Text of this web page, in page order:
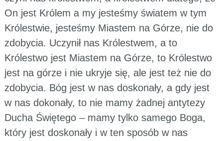
On jest Królem a my jesteśmy światem w tym
Królestwie, jesteśmy Miastem na Górze, nie do
zdobycia. Uczynił nas Królestwem, a to
Królestwo jest Miastem na Górze, to Królestwo
jest na górze i nie ukryje się, ale jest też nie do
zdobycia. Bóg jest w nas doskonały, a gdy jest
w nas dokonały, to nie mamy żadnej antytezy
Ducha Świętego – mamy tylko samego Boga,
który jest doskonały i w ten sposób w nas